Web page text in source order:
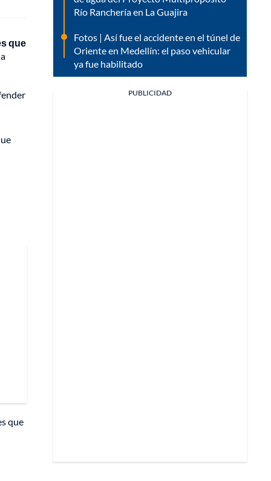
que
que
Río Ranchería en La Guajira
Fotos | Así fue el accidente en el túnel de
Oriente en Medellín: el paso vehicular
ya fue habilitado
PUBLICIDAD